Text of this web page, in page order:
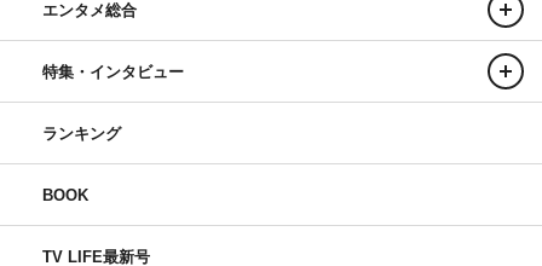
エンタメ総合
特集・インタビュー
ランキング
BOOK
TV LIFE最新号